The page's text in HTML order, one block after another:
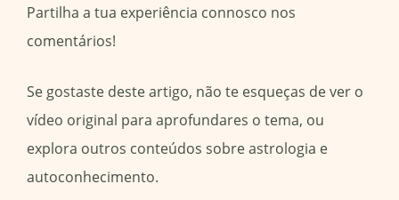
Partilha a tua experiência connosco nos
comentários!
Se gostaste deste artigo, não te esqueças de ver o
vídeo original para aprofundares o tema, ou
explora outros conteúdos sobre astrologia e
autoconhecimento.